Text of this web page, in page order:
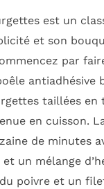
est un
et son
par
antiadhésive
taillées en
en cuisson.
de minutes
un mélange
poivre et un